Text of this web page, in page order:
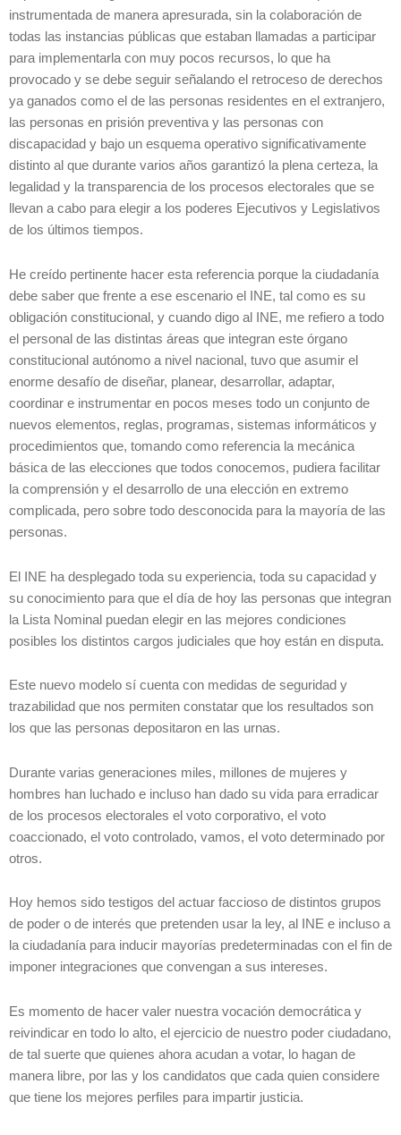
instrumentada de manera apresurada, sin la colaboración de
todas las instancias públicas que estaban llamadas a participar
para implementarla con muy pocos recursos, lo que ha
provocado y se debe seguir señalando el retroceso de derechos
ya ganados como el de las personas residentes en el extranjero,
las personas en prisión preventiva y las personas con
discapacidad y bajo un esquema operativo significativamente
distinto al que durante varios años garantizó la plena certeza, la
legalidad y la transparencia de los procesos electorales que se
llevan a cabo para elegir a los poderes Ejecutivos y Legislativos
de los últimos tiempos.
He creído pertinente hacer esta referencia porque la ciudadanía
debe saber que frente a ese escenario el INE, tal como es su
obligación constitucional, y cuando digo al INE, me refiero a todo
el personal de las distintas áreas que integran este órgano
constitucional autónomo a nivel nacional, tuvo que asumir el
enorme desafío de diseñar, planear, desarrollar, adaptar,
coordinar e instrumentar en pocos meses todo un conjunto de
nuevos elementos, reglas, programas, sistemas informáticos y
procedimientos que, tomando como referencia la mecánica
básica de las elecciones que todos conocemos, pudiera facilitar
la comprensión y el desarrollo de una elección en extremo
complicada, pero sobre todo desconocida para la mayoría de las
personas.
El INE ha desplegado toda su experiencia, toda su capacidad y
su conocimiento para que el día de hoy las personas que integran
la Lista Nominal puedan elegir en las mejores condiciones
posibles los distintos cargos judiciales que hoy están en disputa.
Este nuevo modelo sí cuenta con medidas de seguridad y
trazabilidad que nos permiten constatar que los resultados son
los que las personas depositaron en las urnas.
Durante varias generaciones miles, millones de mujeres y
hombres han luchado e incluso han dado su vida para erradicar
de los procesos electorales el voto corporativo, el voto
coaccionado, el voto controlado, vamos, el voto determinado por
otros.
Hoy hemos sido testigos del actuar faccioso de distintos grupos
de poder o de interés que pretenden usar la ley, al INE e incluso a
la ciudadanía para inducir mayorías predeterminadas con el fin de
imponer integraciones que convengan a sus intereses.
Es momento de hacer valer nuestra vocación democrática y
reivindicar en todo lo alto, el ejercicio de nuestro poder ciudadano,
de tal suerte que quienes ahora acudan a votar, lo hagan de
manera libre, por las y los candidatos que cada quien considere
que tiene los mejores perfiles para impartir justicia.